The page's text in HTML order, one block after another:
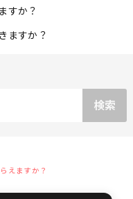
すか？
ますか？
えますか？